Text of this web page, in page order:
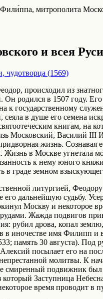
митрополита
и всея
происходил из
Он родился в 1507 году.
к государственному
в душе его семена
книгам, на
Московский, Василий III
жизнь. Сознавая
в Москве угнетала
к нему юного
в граде земном
литургией,
его дальнейшую судьбу.
Москву и некоторое
Жажда подвигов
рубил дрова, копал
в иночестве имя Филипп
память 30 августа). Под
посылает его на
молитвы. К
смиренный подвижник
Заступница
время проводит в